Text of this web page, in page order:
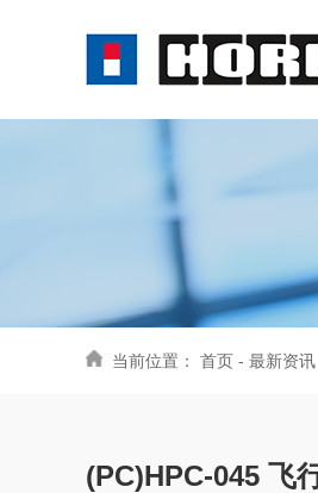
当前位置： 首页 - 最新资讯
(PC)HPC-045 飞